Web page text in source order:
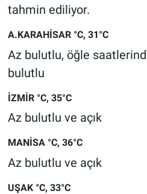
tahmin ediliyor.
A.KARAHİSAR °C, 31°C
Az bulutlu, öğle
bulutlu
İZMİR °C, 35°C
Az bulutlu ve açık
MANİSA °C, 36°C
Az bulutlu ve açık
UŞAK °C, 33°C